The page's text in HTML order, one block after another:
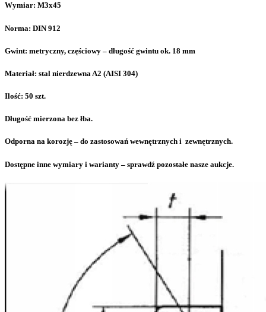
Wymiar: M3x45
Norma: DIN 912
Gwint: metryczny, częściowy – długość gwintu ok. 18 mm
Materiał: stal nierdzewna A2 (AISI 304)
Ilość: 50 szt.
Długość mierzona bez łba.
Odporna na korozję – do zastosowań wewnętrznych i zewnętrznych.
Dostępne inne wymiary i warianty – sprawdź pozostałe nasze aukcje.